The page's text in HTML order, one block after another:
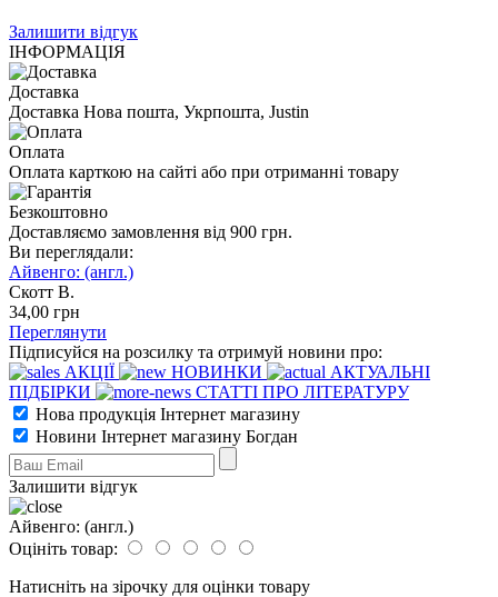
Залишити відгук
ІНФОРМАЦІЯ
Доставка
Доставка Нова пошта, Укрпошта, Justin
Оплата
Оплата карткою на сайті або при отриманні товару
Безкоштовно
Доставляємо замовлення від 900 грн.
Ви переглядали:
Айвенго: (англ.)
Скотт В.
34,00 грн
Переглянути
Підписуйся на розсилку та отримуй новини про:
АКЦІЇ
НОВИНКИ
АКТУАЛЬНІ
ПІДБІРКИ
СТАТТІ ПРО ЛІТЕРАТУРУ
Нова продукція Інтернет магазину
Новини Інтернет магазину Богдан
Залишити відгук
Айвенго: (англ.)
Оцініть товар:
Натисніть на зірочку для оцінки товару